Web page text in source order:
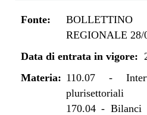
Fonte:
REGIONALE 28/
Data di entrata in vigore:
Materia: 110.07-
plurisettoriali
170.04-Bilanci